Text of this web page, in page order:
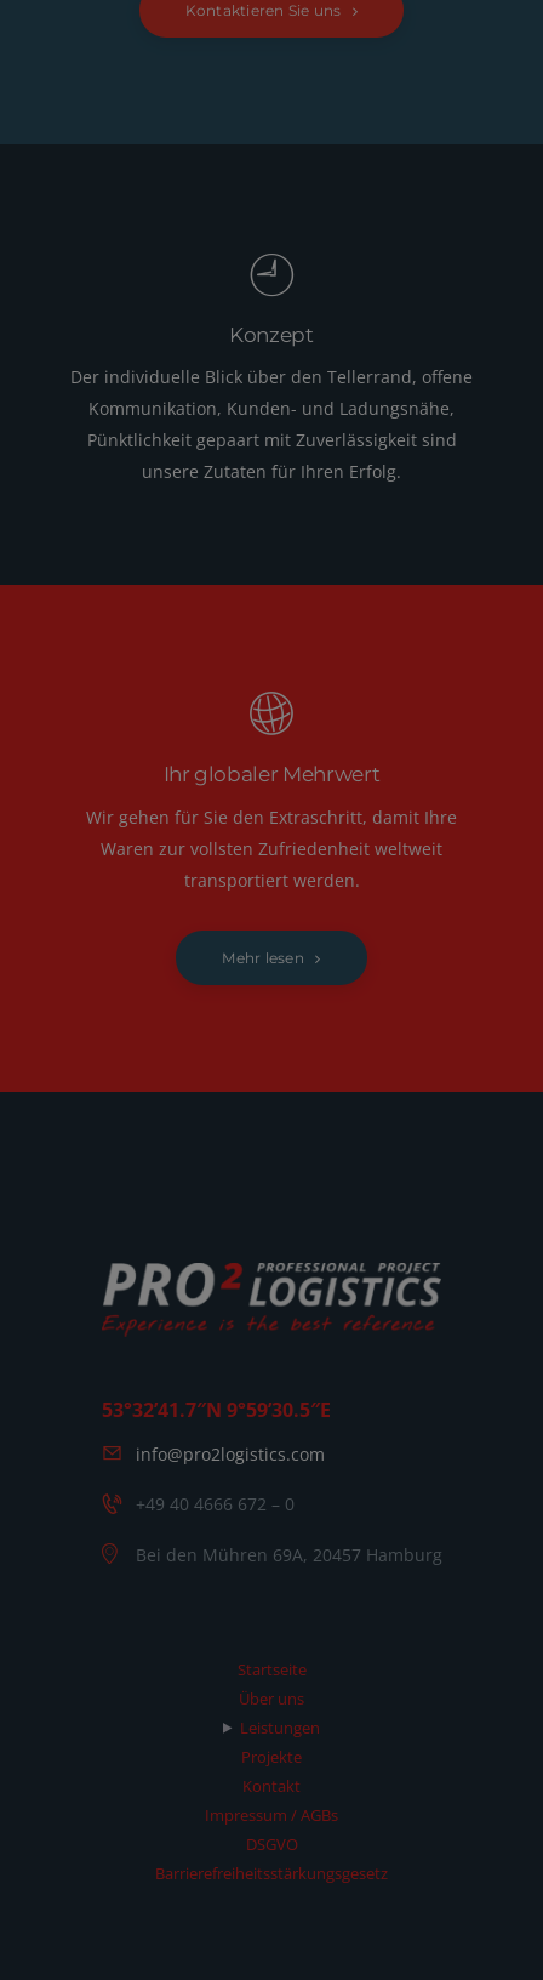
Kontaktieren Sie uns
Konzept
Der individuelle Blick über den Tellerrand, offene
Kommunikation, Kunden- und Ladungsnähe,
Pünktlichkeit gepaart mit Zuverlässigkeit sind
unsere Zutaten für Ihren Erfolg.
Ihr globaler Mehrwert
Wir gehen für Sie den Extraschritt, damit Ihre
Waren zur vollsten Zufriedenheit weltweit
transportiert werden.
Mehr lesen
53°32’41.7″N 9°59’30.5″E
info@pro2logistics.com
+49 40 4666 672 – 0
Bei den Mühren 69A, 20457 Hamburg
Startseite
Über uns
Leistungen
Projekte
Kontakt
Impressum / AGBs
DSGVO
Barrierefreiheitsstärkungsgesetz